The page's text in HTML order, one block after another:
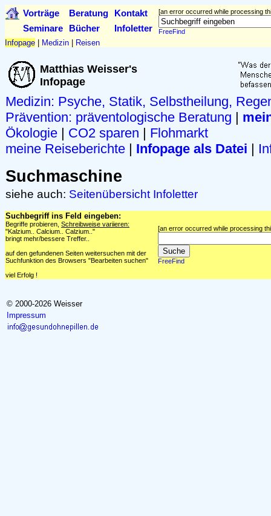
Vorträge Beratung Kontakt [an error occurred while processing
FreeFind
Seminare Bücher Infoletter
Infopage Medizin Reisen
Matthias Weisser's
Infopage
Medizin: Psyche, Statik, Selbstheilung,
Prävention: präventologische Beratung |
Ökologie | CO2 sparen | Flohmarkt
meine Reiseberichte | Infopage als Datei |
Suchmaschine
siehe auch: Seitenübersicht Infoletter
Suchbegriff ins Feld eingeben:
Begriffe probieren, Schreibweise variieren:
"Kalzium.. Calcium.. Calzium.."
bringt mehr/bessere Treffer..
auf den gefundenen Seiten weitersuchen mit der
Suchfunktion des Browsers "Bearbeiten suchen"
viel Erfolg !
[an error occurred while processing
FreeFind
© 2000-2026 Weisser
Impressum